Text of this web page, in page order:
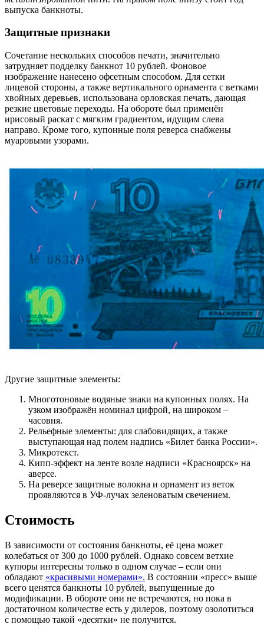
выпуска банкноты.
Защитные признаки
Сочетание нескольких способов печати, значительно
затрудняет подделку банкнот 10 рублей. Фоновое
изображение нанесено офсетным способом. Для сетки
лицевой стороны, а также вертикального орнамента с ветками
хвойных деревьев, использована орловская печать, дающая
резкие цветовые переходы. На обороте был применён
ирисовый раскат с мягким градиентом, идущим слева
направо. Кроме того, купонные поля реверса снабжены
муаровыми узорами.
Другие защитные элементы:
Многотоновые водяные знаки на купонных полях. На
узком изображён номинал цифрой, на широком –
часовня.
Рельефные элементы: для слабовидящих, а также
выступающая над полем надпись «Билет банка России».
Микротекст.
Кипп-эффект на ленте возле надписи «Красноярск» на
аверсе.
На реверсе защитные волокна и орнамент из веток
проявляются в УФ-лучах зеленоватым свечением.
Стоимость
В зависимости от состояния банкноты, её цена может
колебаться от 300 до 1000 рублей. Однако совсем ветхие
купюры интересны только в одном случае – если они
обладают «красивыми номерами». В состоянии «пресс» выше
всего ценятся банкноты 10 рублей, выпущенные до
модификации. В обороте они не встречаются, но пока в
достаточном количестве есть у дилеров, поэтому озолотиться
с помощью такой «десятки» не получится.